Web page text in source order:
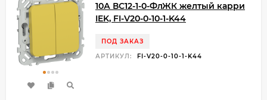
10А ВС12-1-0-ФлЖК желтый карри
IEK, FI-V20-0-10-1-K44
ПОД ЗАКАЗ
АРТИКУЛ:
FI-V20-0-10-1-K44